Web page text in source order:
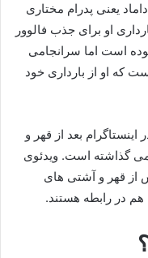
یعنی پدرام مختاری
او برای جذب فالوور
بوده است اما سرانجامی
که او از بارداری خود
بعد از قهر و
می گذاشته است. ویدئوی
از قهر و آشتی های
هم در رابطه هستند.